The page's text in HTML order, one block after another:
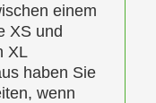
einem
XS und
XL
haben Sie
wenn